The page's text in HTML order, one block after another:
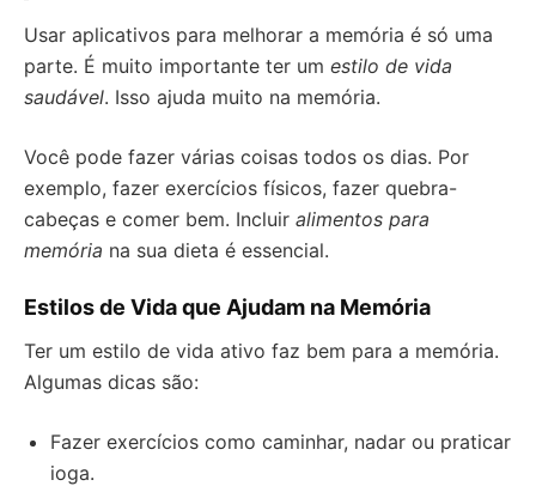
Usar aplicativos para melhorar a memória é só uma
parte. É muito importante ter um estilo de vida
saudável. Isso ajuda muito na memória.
Você pode fazer várias coisas todos os dias. Por
exemplo, fazer exercícios físicos, fazer quebra-
cabeças e comer bem. Incluir alimentos para
memória na sua dieta é essencial.
Estilos de Vida que Ajudam na Memória
Ter um estilo de vida ativo faz bem para a memória.
Algumas dicas são:
Fazer exercícios como caminhar, nadar ou praticar
ioga.